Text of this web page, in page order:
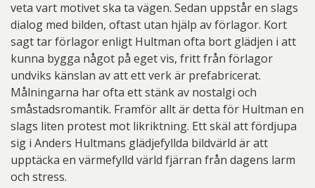
veta vart motivet ska ta vägen. Sedan uppstår en slags
dialog med bilden, oftast utan hjälp av förlagor. Kort
sagt tar förlagor enligt Hultman ofta bort glädjen i att
kunna bygga något på eget vis, fritt från förlagor
undviks känslan av att ett verk är prefabricerat.
Målningarna har ofta ett stänk av nostalgi och
småstadsromantik. Framför allt är detta för Hultman en
slags liten protest mot likriktning. Ett skäl att fördjupa
sig i Anders Hultmans glädjefyllda bildvärld är att
upptäcka en värmefylld värld fjärran från dagens larm
och stress.